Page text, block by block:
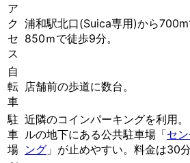
ア
ク
セ
ス
浦和駅北口(Suica専用)から
850ｍで徒歩9分。
自
転
車
店舗前の歩道に数台。
駐
車
場
近隣のコインパーキングを利用
ルの地下にある公共駐車場「セ
ング 」が止めやすい。料金は30